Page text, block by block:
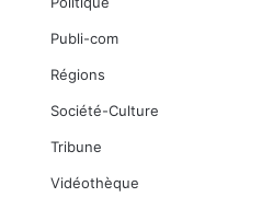
Publi-com
Régions
Société-Culture
Tribune
Vidéothèque